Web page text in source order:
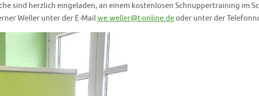
sind herzlich eingeladen, an einem kostenlosen Schnuppertraining im
Weller unter der E-Mailwe.weller@t-online.deoder unter der